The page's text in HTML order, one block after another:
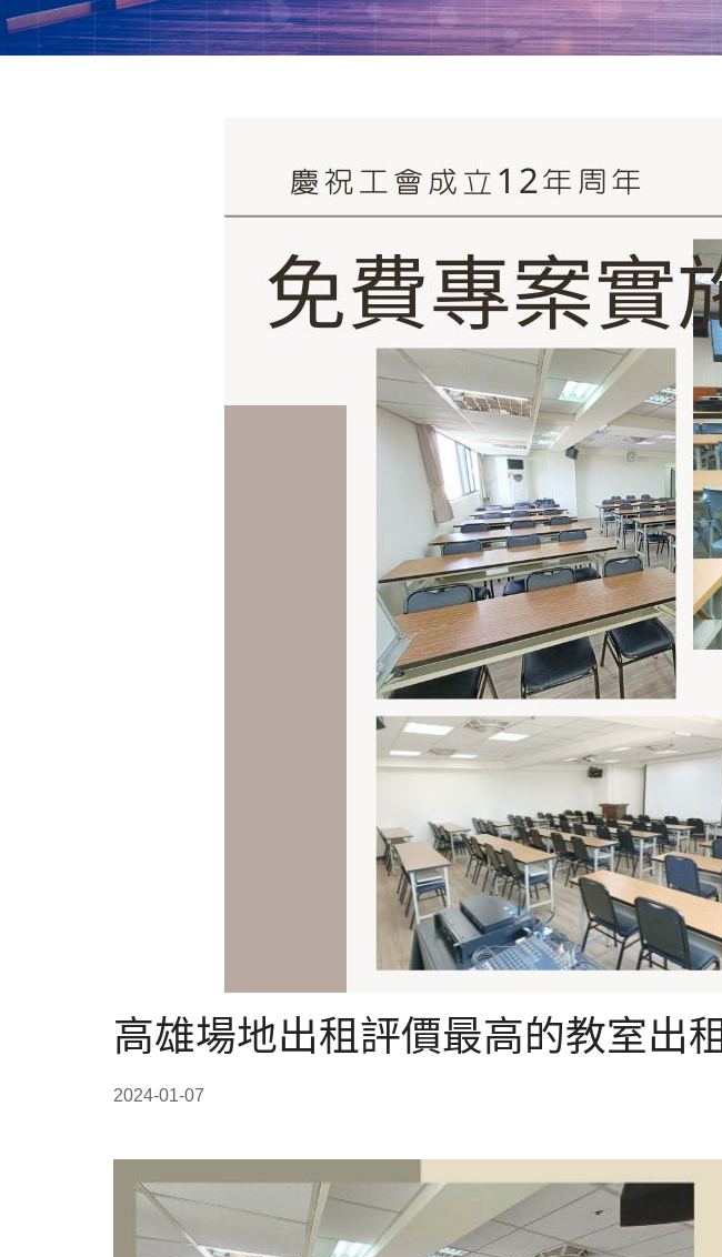
高雄場地出租評價最高的教室出租
2024-01-07